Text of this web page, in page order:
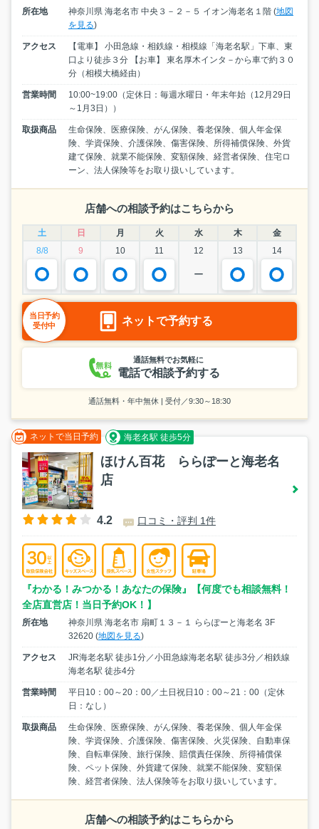
所在地 神奈川県 海老名市 中央３－２－５ イオン海老名１階 (地図
を見る)
アクセス
【電車】 小田急線・相鉄線・相模線「海老名駅」下車、東
口より徒歩３分 【お車】 東名厚木インタ－から車で約３０
分（相模大橋経由）
営業時間
10:00~19:00（定休日：毎週水曜日・年末年始（12月29日
～1月3日））
取扱商品
生命保険、医療保険、がん保険、養老保険、個人年金保
険、学資保険、介護保険、傷害保険、所得補償保険、外貨
建て保険、就業不能保険、変額保険、経営者保険、住宅ロ
ーン、法人保険等をお取り扱いしています。
店舗への相談予約はこちらから
土 日 月 火 水 木
金
8/8
9 10 11 12 13 14
ー
ネットで予約する
当日予約
受付中
通話無料でお気軽に
電話で相談予約する
通話無料・年中無休 | 受付／9:30～18:30
ネットで当日予約 海老名駅 徒歩5分
ほけん百花 ららぽーと海老名
店
4.2 口コミ・評判 1件
『わかる！みつかる！あなたの保険』【何度でも相談無料！
全店直営店！当日予約OK！】
所在地
神奈川県 海老名市 扇町１３－１ ららぽーと海老名 3F
32620 (地図を見る)
アクセス
JR海老名駅 徒歩1分／小田急線海老名駅 徒歩3分／相鉄線
海老名駅 徒歩4分
営業時間
平日10：00～20：00／土日祝日10：00～21：00（定休
日：なし）
取扱商品
生命保険、医療保険、がん保険、養老保険、個人年金保
険、学資保険、介護保険、傷害保険、火災保険、自動車保
険、自転車保険、旅行保険、賠償責任保険、所得補償保
険、ペット保険、外貨建て保険、就業不能保険、変額保
険、経営者保険、法人保険等をお取り扱いしています。
店舗への相談予約はこちらから